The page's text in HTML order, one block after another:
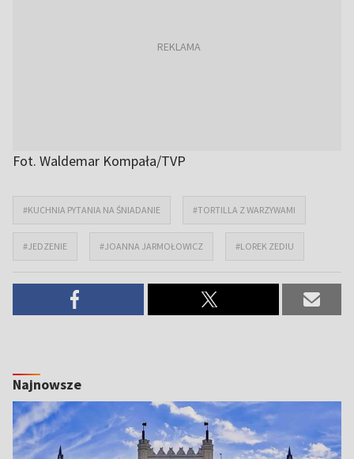
Fot. Waldemar Kompała/TVP
#KUCHNIA PYTANIA NA ŚNIADANIE #TORTILLA Z WARZYWAMI
#JEDZENIE #JOANNA JARMOŁOWICZ #LOREK ZEDIU
Najnowsze